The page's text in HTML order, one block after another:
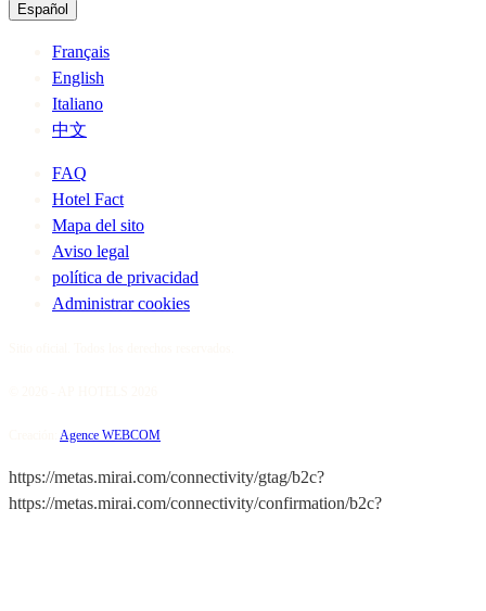
Español
Français
English
Italiano
中文
FAQ
Hotel Fact
Mapa del sito
Aviso legal
política de privacidad
Administrar cookies
Agence WEBCOM
https://metas.mirai.com/connectivity/gtag/b2c?
https://metas.mirai.com/connectivity/confirmation/b2c?